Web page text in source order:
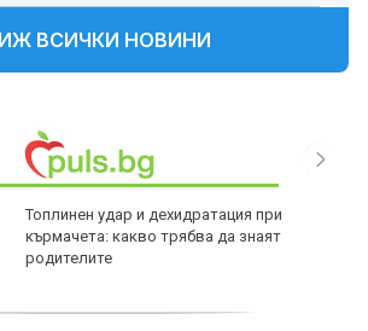
ВСИЧКИ НОВИНИ
Топлинен удар и дехидратация при
кърмачета: какво трябва да знаят
родителите